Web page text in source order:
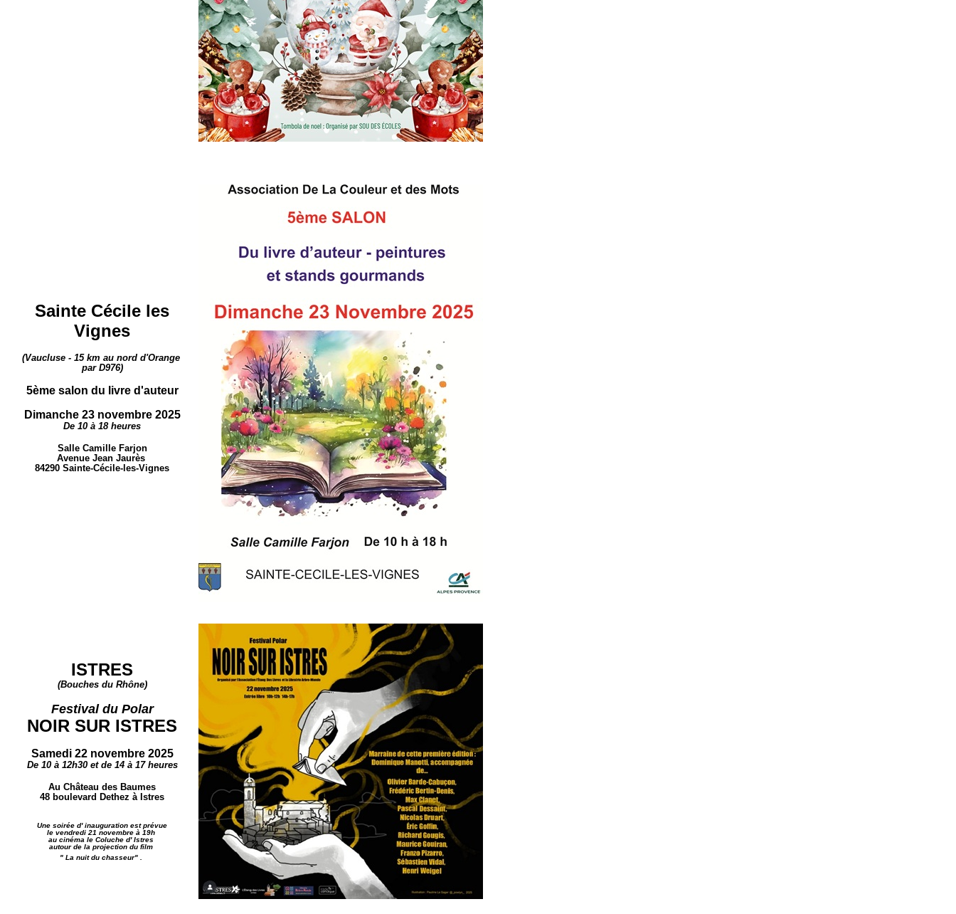
Sainte Cécile les
Vignes
(Vaucluse - 15 km au nord d'Orange
par D976)
5ème salon du livre d'auteur
Dimanche 23 novembre 2025
De 10 à 18 heures
Salle Camille Farjon
Avenue Jean Jaurès
84290 Sainte-Cécile-les-Vignes
ISTRES
(Bouches du Rhône)
Festival du Polar
NOIR SUR ISTRES
Samedi 22 novembre 2025
De 10 à 12h30 et de 14 à 17 heures
Au Château des Baumes
48 boulevard Dethez à Istres
Une soirée d' inauguration est prévue
le vendredi 21 novembre à 19h
au cinéma le Coluche d' Istres
autour de la projection du film
" La nuit du chasseur" .